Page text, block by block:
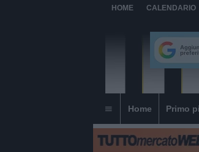
HOME CALENDARIO
Home Primo